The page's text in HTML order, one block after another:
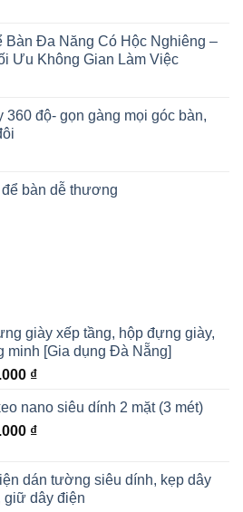
Bàn Đa Năng Có Hộc Nghiêng –
Ưu Không Gian Làm Việc
360 độ- gọn gàng mọi góc bàn,
bàn dễ thương
giày xếp tầng, hộp đựng giày,
minh [Gia dụng Đà Nẵng]
₫
nano siêu dính 2 mặt (3 mét)
₫
dán tường siêu dính, kẹp dây
giữ dây điện